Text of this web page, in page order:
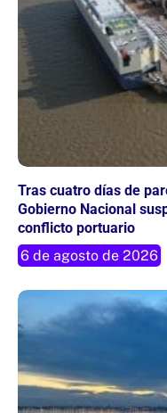
Tras cuatro días de
Gobierno Nacional
conflicto portuario
6 de agosto de 2026